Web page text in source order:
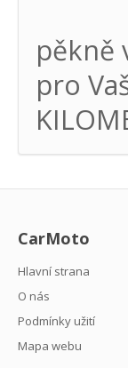
pěkně
pro
CarMoto
Hlavní strana
O nás
Podmínky užití
Mapa webu